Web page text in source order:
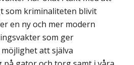
som krimina­liteten blivit
en ny och mer modern
som ger
att själva